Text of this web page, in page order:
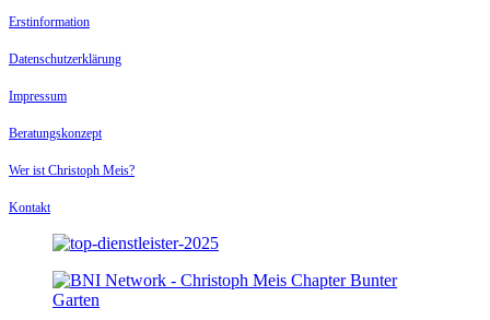
Erstinformation
Datenschutzerklärung
Impressum
Beratungskonzept
Wer ist Christoph Meis?
Kontakt